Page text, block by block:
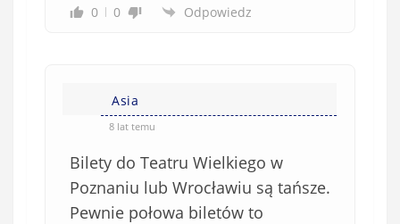
0 0 Odpowiedz
Asia
8 lat temu
Bilety do Teatru Wielkiego w
Poznaniu lub Wrocławiu są tańsze.
Pewnie połowa biletów to